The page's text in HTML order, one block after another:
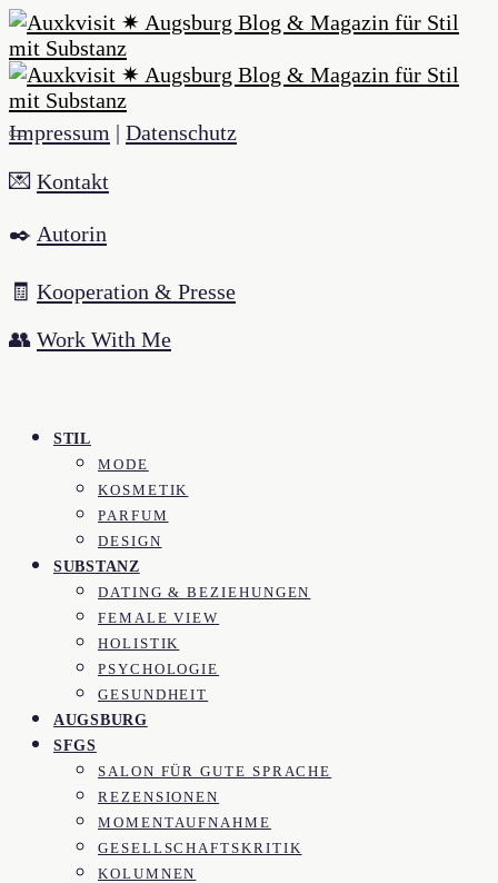
Impressum | Datenschutz
💌 Kontakt
✒️ Autorin
🧾 Kooperation & Presse
👥 Work With Me
STIL
MODE
KOSMETIK
PARFUM
DESIGN
SUBSTANZ
DATING & BEZIEHUNGEN
FEMALE VIEW
HOLISTIK
PSYCHOLOGIE
GESUNDHEIT
AUGSBURG
SFGS
SALON FÜR GUTE SPRACHE
REZENSIONEN
MOMENTAUFNAHME
GESELLSCHAFTSKRITIK
KOLUMNEN